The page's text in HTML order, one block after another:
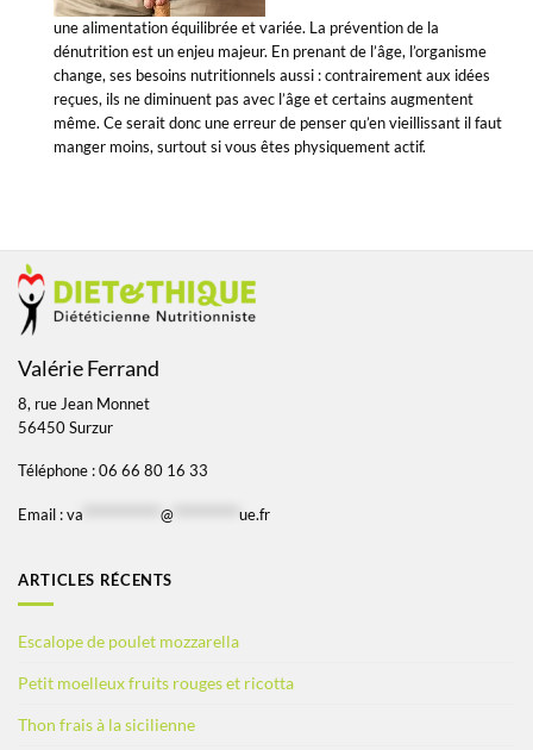
une alimentation équilibrée et variée. La prévention de la
dénutrition est un enjeu majeur. En prenant de l’âge, l’organisme
change, ses besoins nutritionnels aussi : contrairement aux idées
reçues, ils ne diminuent pas avec l’âge et certains augmentent
même. Ce serait donc une erreur de penser qu’en vieillissant il faut
manger moins, surtout si vous êtes physiquement actif.
Valérie Ferrand
8, rue Jean Monnet
56450 Surzur
Téléphone : 06 66 80 16 33
Email : va @ ue.fr
ARTICLES RÉCENTS
Escalope de poulet mozzarella
Petit moelleux fruits rouges et ricotta
Thon frais à la sicilienne